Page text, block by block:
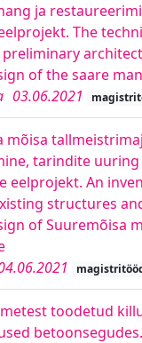
ja
The
of the saare
03.06.2021
mõisa
tarindite uuring
eelprojekt. An
structures
of Suuremõisa
toodetud